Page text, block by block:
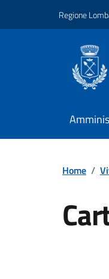
Regione
Home /